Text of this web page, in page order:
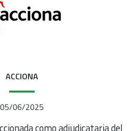
ACCIONA
05/06/2025
como adjudicataria del